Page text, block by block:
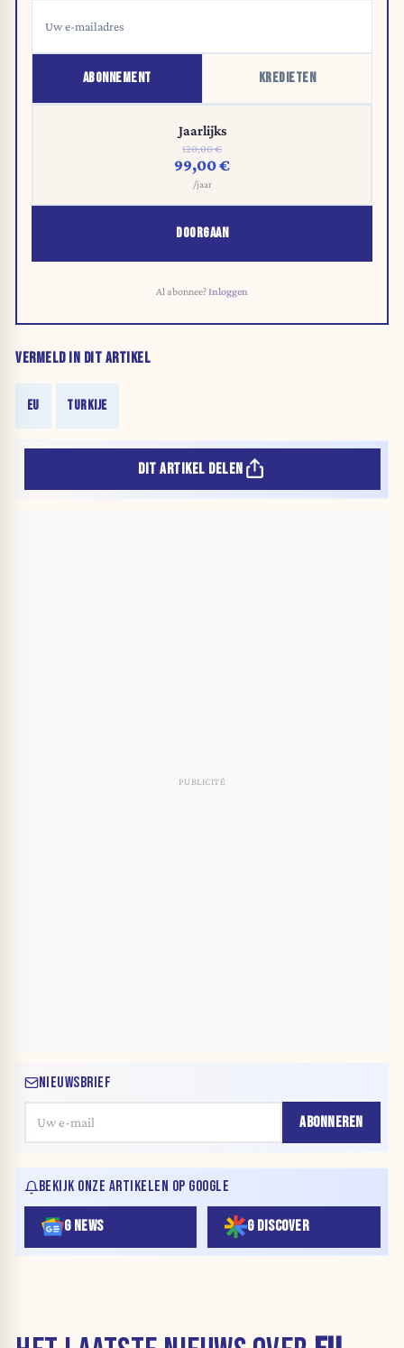
ABONNEMENT KREDIETEN
Jaarlijks
120,00 €
99,00 €
/jaar
DOORGAAN
Al abonnee?Inloggen
VERMELD IN DIT ARTIKEL
EU TURKIJE
DIT ARTIKEL DELEN
NIEUWSBRIEF
ABONNEREN
BEKIJK ONZE ARTIKELEN OP GOOGLE
G NEWS G DISCOVER